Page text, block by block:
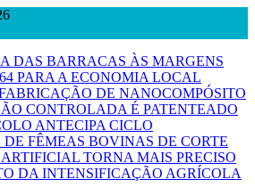
DAS BARRACAS ÀS MARGENS
PARA A ECONOMIA LOCAL
DE NANOCOMPÓSITO
CONTROLADA É PATENTEADO
ANTECIPA CICLO
FÊMEAS BOVINAS DE CORTE
TORNA MAIS PRECISO
DA INTENSIFICAÇÃO AGRÍCOLA